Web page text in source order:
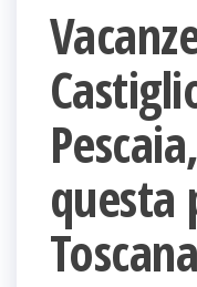
questa
Toscana